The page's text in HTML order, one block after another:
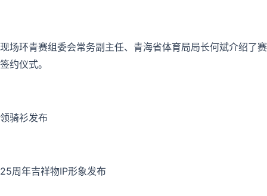
现场环青赛组委会常务副主任、青海省体育局局长何斌介绍了
签约仪式。
领骑衫发布
25周年吉祥物IP形象发布